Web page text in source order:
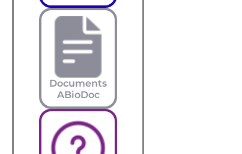
Documents
ABioDoc